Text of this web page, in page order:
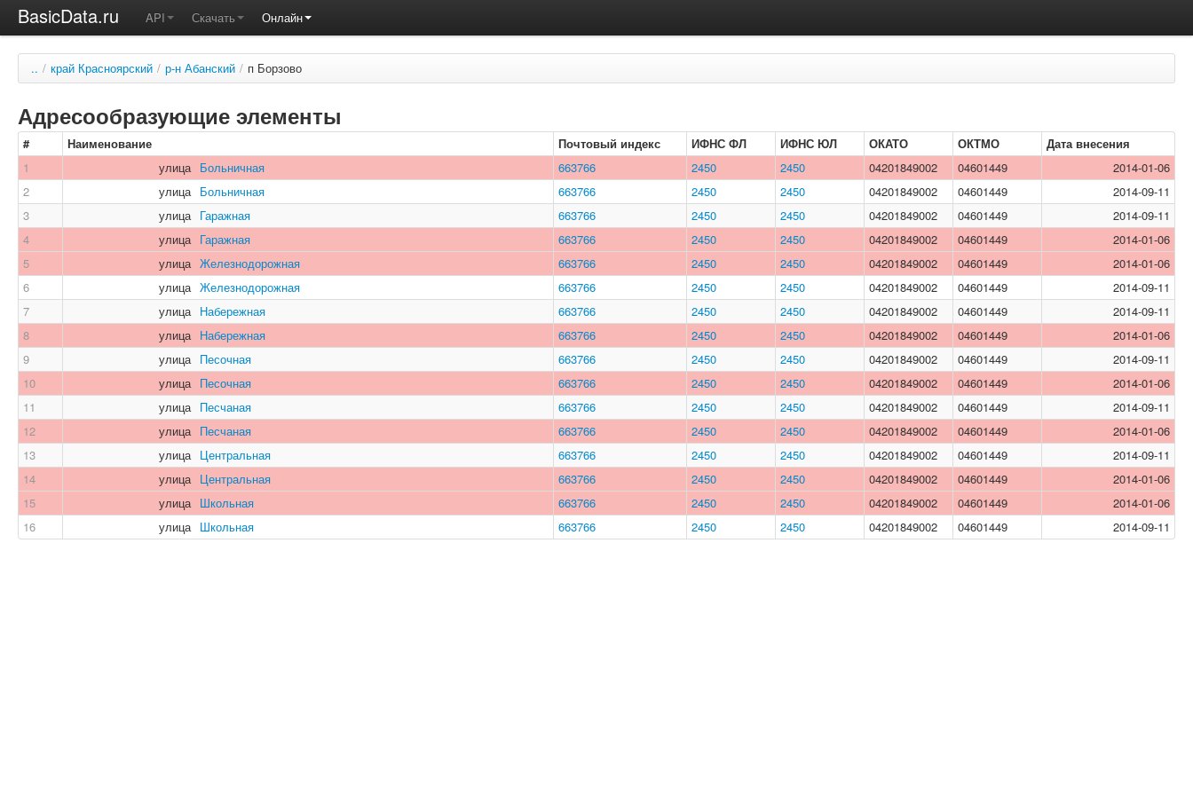
BasicData.ru API Скачать Онлайн
.. / край Красноярский / р-н Абанский / п Борзово
Адресообразующие элементы
# Наименование Почтовый индекс ИФНС ФЛ ИФНС ЮЛ ОКАТО ОКТМО
Дата внесения
1
улица Больничная 663766 2450 2450 04201849002 04601449
2014-01-06
2
улица Больничная 663766 2450 2450 04201849002 04601449
2014-09-11
3
улица Гаражная 663766 2450 2450 04201849002 04601449
2014-09-11
4
улица Гаражная 663766 2450 2450 04201849002 04601449
2014-01-06
5
улица Железнодорожная 663766 2450 2450 04201849002 04601449
2014-01-06
6
улица Железнодорожная 663766 2450 2450 04201849002 04601449
2014-09-11
7
улица Набережная 663766 2450 2450 04201849002 04601449
2014-09-11
8
улица Набережная 663766 2450 2450 04201849002 04601449
2014-01-06
9
улица Песочная 663766 2450 2450 04201849002 04601449
2014-09-11
10
улица Песочная 663766 2450 2450 04201849002 04601449
2014-01-06
11
улица Песчаная 663766 2450 2450 04201849002 04601449
2014-09-11
12
улица Песчаная 663766 2450 2450 04201849002 04601449
2014-01-06
13
улица Центральная 663766 2450 2450 04201849002 04601449
2014-09-11
14
улица Центральная 663766 2450 2450 04201849002 04601449
2014-01-06
15
улица Школьная 663766 2450 2450 04201849002 04601449
2014-01-06
16
улица Школьная 663766 2450 2450 04201849002 04601449 2014-09-11